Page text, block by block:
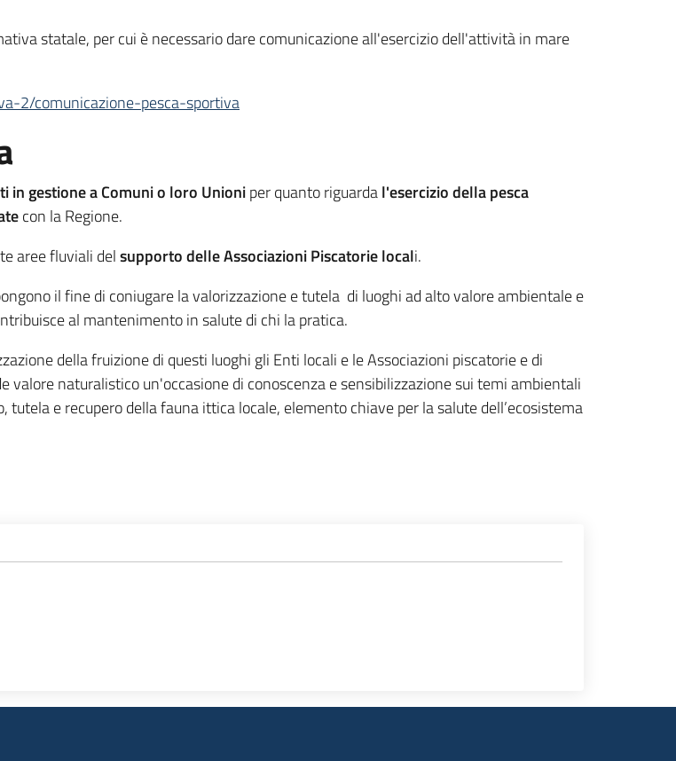
statale, per cui è necessario dare comunicazione all'esercizio dell'attività in mare
2/comunicazione-pesca-sportiva
in gestione a Comuni o loro Unioniper quanto riguardal'esercizio della pesca
con la Regione.
aree fluviali delsupporto delle Associazioni Piscatorie locali.
il fine di coniugare la valorizzazione e tutela di luoghi ad alto valore ambientale e
al mantenimento in salute di chi la pratica.
della fruizione di questi luoghi gli Enti locali e le Associazioni piscatorie e di
valore naturalistico un'occasione di conoscenza e sensibilizzazione sui temi ambientali
e recupero della fauna ittica locale, elemento chiave per la salute dell’ecosistema